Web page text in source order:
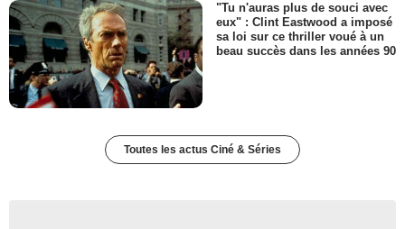
"Tu n'auras plus de souci avec
eux" : Clint Eastwood a imposé
sa loi sur ce thriller voué à un
beau succès dans les années 90
Toutes les actus Ciné & Séries